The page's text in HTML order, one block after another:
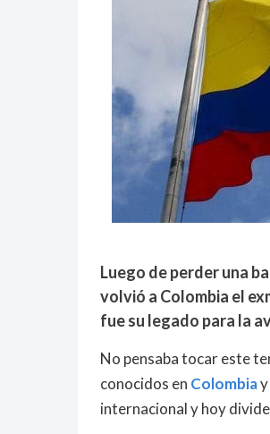
Luego de perder una
volvió a Colombia el
fue su legado para la
No pensaba tocar este
conocidos en Colombia
internacional y hoy